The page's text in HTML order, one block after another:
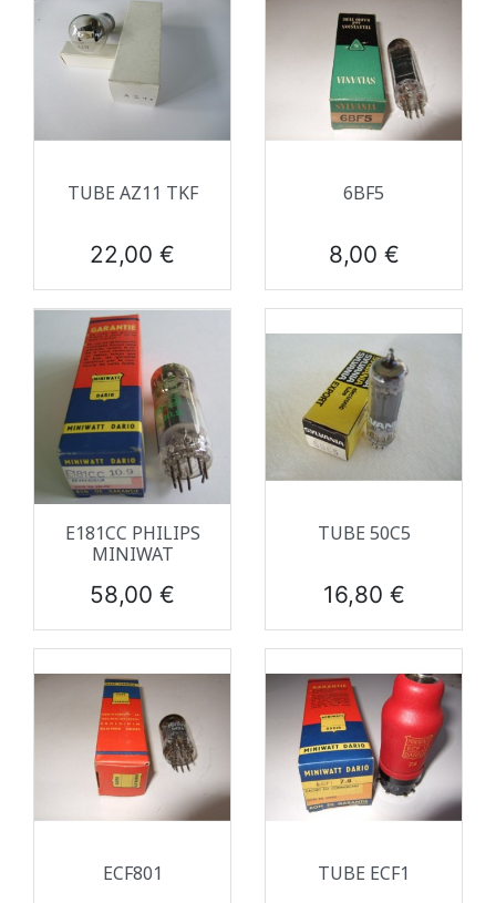
TUBE AZ11 TKF
Prix
22,00 €
6BF5
Prix
8,00 €
E181CC PHILIPS
MINIWAT
Prix
58,00 €
TUBE 50C5
Prix
16,80 €
ECF801 TUBE ECF1